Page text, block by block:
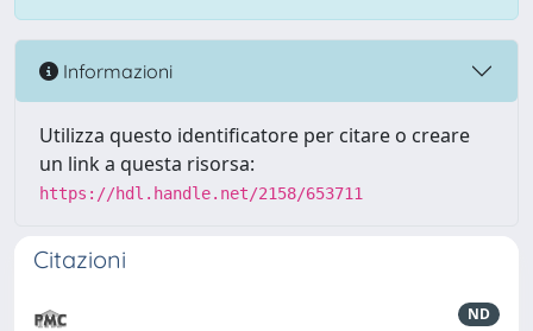
Informazioni
Utilizza questo identificatore per citare o creare
un link a questa risorsa:
https://hdl.handle.net/2158/653711
Citazioni
ND